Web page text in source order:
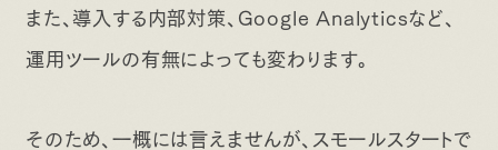
また、導入する内部対策、Google Analyticsなど、
運用ツールの有無によっても変わります。
そのため、一概には言えませんが、スモールスタートで